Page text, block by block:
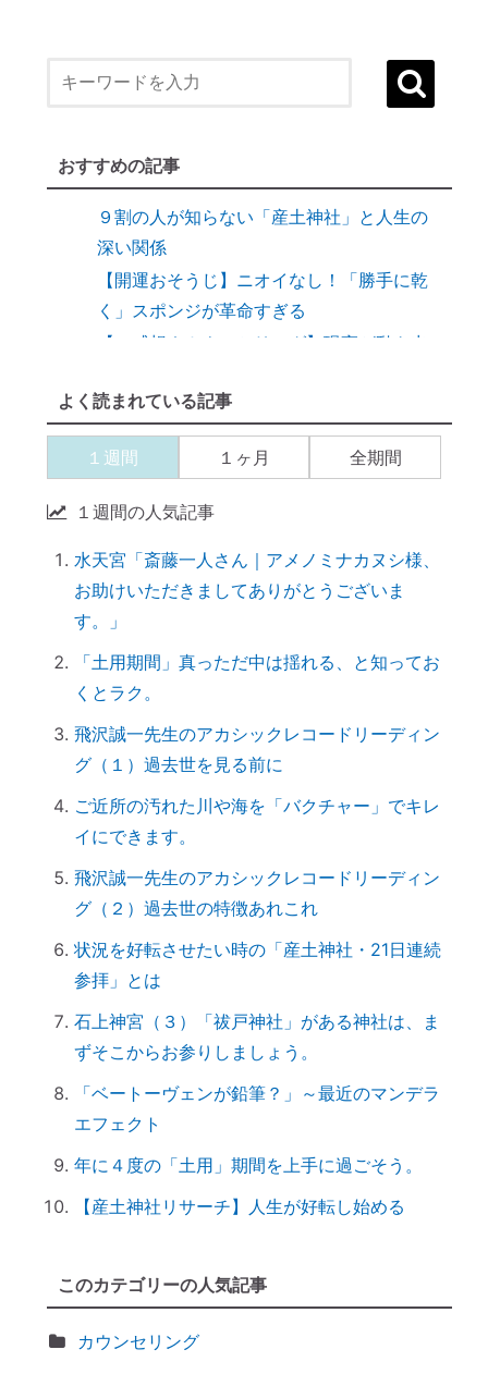
おすすめの記事
縁結びの土台づくりに「産土神社」
【産土神社リサーチ】人生が好転し始める
書く練習」
深い関係
く」スポンジが革命すぎる
【カウンセリング】引き寄せたいなら、先
に癒すのがコツ
産土神社に参拝するメリット →「開運スイ
ッチ」が入る
引き寄せられない本当の理由｜潜在意識の
書き換え・癒しが必要だった
【ご感想｜カウンセリング】心配性の家族
最適時期です
「氏神神社」と「産土神社」の違いは何で
すか？
「産土神社」の読み方は？ 意味や語源
は？
【ご感想｜カウンセリング】深く納得でき
ました
日本国民を癒しまくっている高市総理 ♡
通点
スマホのない暮らし
引き寄せ難民のあなたへ｜その前にやるべ
きこととは？
前世を教えてもらったら｜書き換えなきゃ
損！
誰でもできる｜薬の浄化方法
しちゃうのは、無意識からのメッセージ
ットとは？
実はNG！？｜やってはいけない参拝マナ
ー７つ
よく読まれている記事
１週間 １ヶ月 全期間
１週間の人気記事
水天宮「斎藤一人さん｜アメノミナカヌシ様、
お助けいただきましてありがとうございま
す。」
「土用期間」真っただ中は揺れる、と知ってお
くとラク。
飛沢誠一先生のアカシックレコードリーディン
グ（１）過去世を見る前に
ご近所の汚れた川や海を「バクチャー」でキレ
イにできます。
飛沢誠一先生のアカシックレコードリーディン
グ（２）過去世の特徴あれこれ
状況を好転させたい時の「産土神社・21日連続
参拝」とは
石上神宮（３）「祓戸神社」がある神社は、ま
ずそこからお参りしましょう。
「ベートーヴェンが鉛筆？」～最近のマンデラ
エフェクト
年に４度の「土用」期間を上手に過ごそう。
【産土神社リサーチ】人生が好転し始める
このカテゴリーの人気記事
カウンセリング